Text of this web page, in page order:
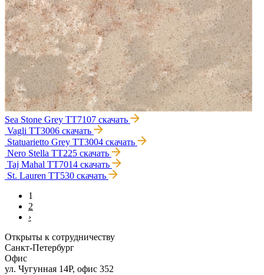
Sea Stone Grey TT7107 скачать
Vagli TT3006 скачать
Statuarietto Grey TT3004 скачать
Nero Stella TT225 скачать
Taj Mahal TT7014 скачать
St. Lauren TT530 скачать
1
2
›
Открыты к сотрудничеству
Санкт-Петербург
Офис
ул. Чугунная 14Р, офис 352